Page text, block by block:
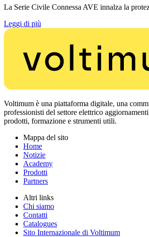
La Serie Civile Connessa AVE innalza la
Leggi di più
Voltimum è una piattaforma digitale, una
professionisti del settore elettrico
prodotti, formazione e strumenti utili.
Mappa del sito
Home
Notizie
Academy
Prodotti
Partners
Altri links
Chi siamo
Contatti
Catalogues
Sito Internazionale di Voltimum